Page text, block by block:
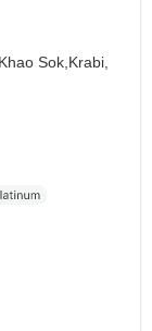
Sok,Krabi,